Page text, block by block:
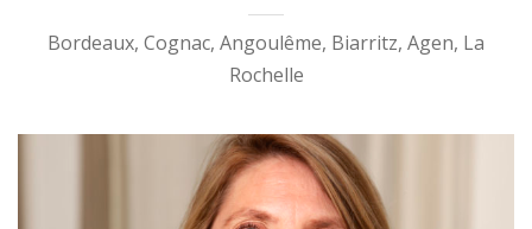
Bordeaux, Cognac, Angoulême, Biarritz, Agen, La
Rochelle